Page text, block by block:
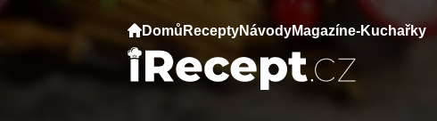
Domů ReceptyNávodyMagazíne-Kuchařky